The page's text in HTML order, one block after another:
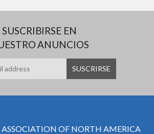
SUSCRIBIRSE EN
ANUNCIOS
ASSOCIATION OF NORTH AMERICA